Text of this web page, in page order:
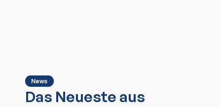
News
Das Neueste aus